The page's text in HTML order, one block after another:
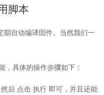
脚本
自动编译固件。当然我们一
，具体的操作步骤如下：
后 点击 执行 即可，并且还能